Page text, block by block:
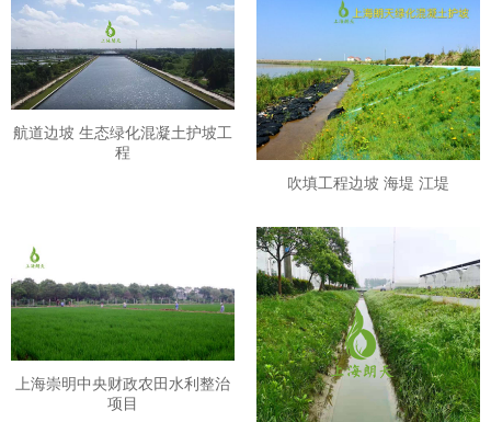
航道边坡 生态绿化混凝土护坡工
程
吹填工程边坡 海堤 江堤
上海崇明中央财政农田水利整治
项目